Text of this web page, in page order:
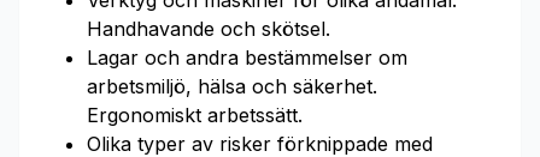
Handhavande och skötsel.
Lagar och andra bestämmelser om
arbetsmiljö, hälsa och säkerhet.
Ergonomiskt arbetssätt.
Olika typer av risker förknippade med